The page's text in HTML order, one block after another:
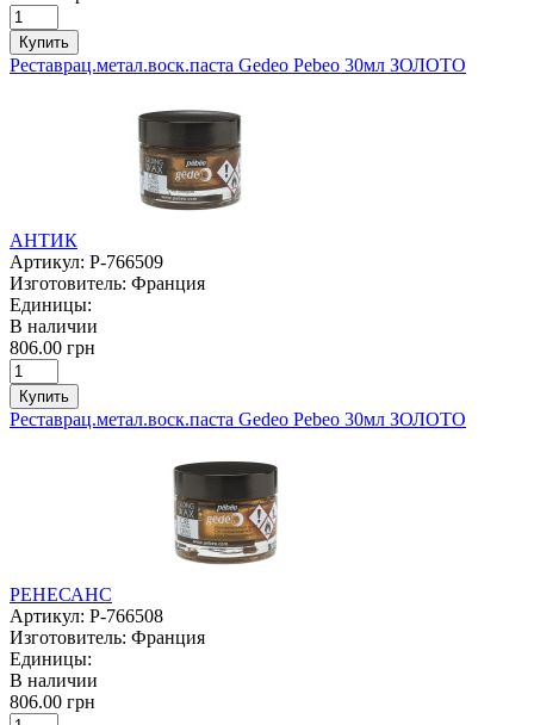
Купить
Реставрац.метал.воск.паста Gedeo Pebeo 30мл ЗОЛОТО
АНТИК
Артикул: P-766509
Изготовитель: Франция
Единицы:
В наличии
806.00 грн
Купить
Реставрац.метал.воск.паста Gedeo Pebeo 30мл ЗОЛОТО
РЕНЕСАНС
Артикул: P-766508
Изготовитель: Франция
Единицы:
В наличии
806.00 грн